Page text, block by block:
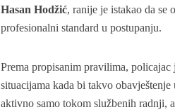
Hasan Hodžić, ranije je istakao da se
profesionalni standard u postupanju.
Prema propisanim pravilima,
situacijama kada bi takvo
aktivno samo tokom službenih radnji,